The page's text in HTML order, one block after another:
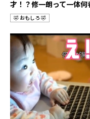
才！？修一朗って一体何
👀✨
カ
テ
ゴ
🤣 おもしろ 🤣